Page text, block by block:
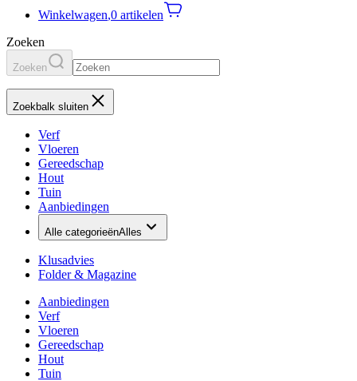
Winkelwagen,0 artikelen
Zoeken
Zoeken
Zoekbalk sluiten
Verf
Vloeren
Gereedschap
Hout
Tuin
Aanbiedingen
Alle categorieënAlles
Klusadvies
Folder & Magazine
Aanbiedingen
Verf
Vloeren
Gereedschap
Hout
Tuin